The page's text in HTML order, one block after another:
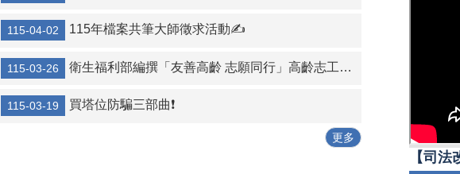
115-04-02 115年檔案共筆大師徵求活動✍️
115-03-26 衛生福利部編撰「友善高齡 志願同行」高齡志工服務手冊
115-03-19 買塔位防騙三部曲❗
更多
【司